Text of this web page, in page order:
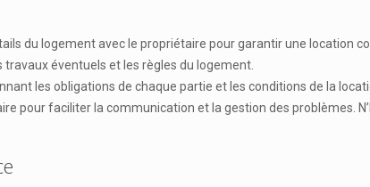
du logement avec le propriétaire pour garantir une location
travaux éventuels et les règles du logement.
les obligations de chaque partie et les conditions de la
pour faciliter la communication et la gestion des problèmes.